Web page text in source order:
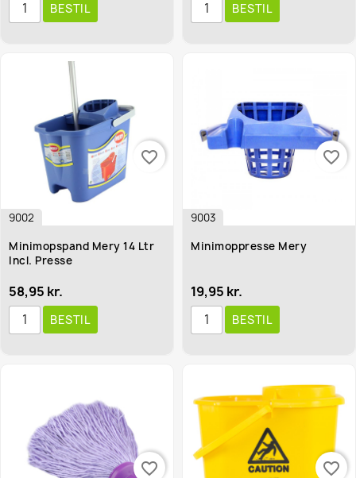
BESTIL BESTIL
9002
Minimopspand Mery 14 Ltr
Incl. Presse
58,95 kr.
BESTIL
favorite_border
9003
Minimoppresse Mery
19,95 kr.
BESTIL
favorite_border
favorite_border favorite_border